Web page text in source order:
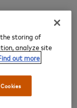
the storing of
analyze site
out more